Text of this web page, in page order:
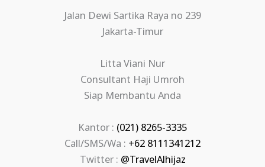
Jalan Dewi Sartika Raya no 239
Jakarta-Timur
Litta Viani Nur
Consultant Haji Umroh
Siap Membantu Anda
Kantor : (021) 8265-3335
Call/SMS/Wa : +62 8111341212
Twitter : @TravelAlhijaz